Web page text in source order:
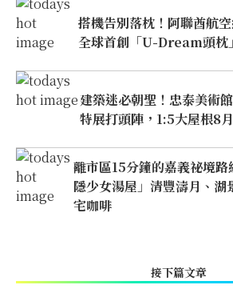
搭機告別落枕！阿聯酋航
全球首創「U-Dream頭枕
建築迷必朝聖！忠泰美術
特展打頭陣，1:5大屋根8
離市區15分鐘的嘉義祕境
隱少女湯屋」清豐濤月、湖
宅咖啡
接下篇文章